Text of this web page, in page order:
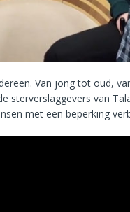
Van jong tot oud,
sterverslaggevers van
met een beperking